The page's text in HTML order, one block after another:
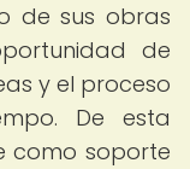
de sus obras
de
y el proceso
De esta
como soporte